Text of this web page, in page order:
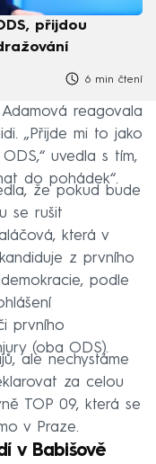
přijdou
6 min čtení
reagovala
„Přijde mi to jako
uvedla s tím,
do pohádek“.
že pokud bude
se rušit
která v
z prvního
podle
prvního
(oba ODS).
ale nechystáme
za celou
TOP 09, která se
v Praze.
v Babišově